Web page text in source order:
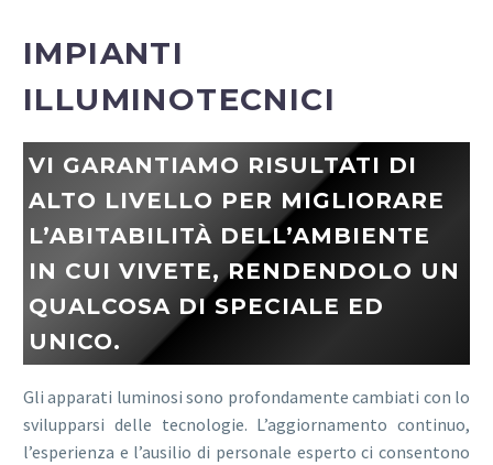
IMPIANTI
ILLUMINOTECNICI
VI GARANTIAMO RISULTATI DI
ALTO LIVELLO PER MIGLIORARE
L’ABITABILITÀ DELL’AMBIENTE
IN CUI VIVETE, RENDENDOLO UN
QUALCOSA DI SPECIALE ED
UNICO.
Gli apparati luminosi sono profondamente cambiati con lo
svilupparsi delle tecnologie. L’aggiornamento continuo,
l’esperienza e l’ausilio di personale esperto ci consentono